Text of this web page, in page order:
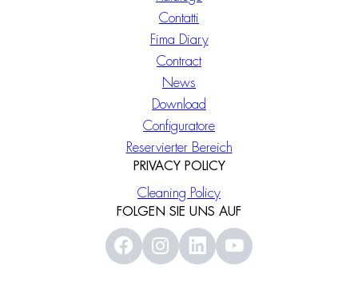
Contatti
Fima Diary
Contract
News
Download
Configuratore
Reservierter Bereich
PRIVACY POLICY
Cleaning Policy
FOLGEN SIE UNS AUF